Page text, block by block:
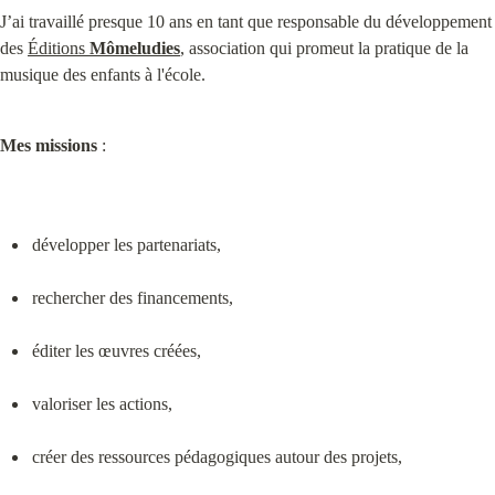
J’ai travaillé presque 10 ans en tant que responsable du développement
des Éditions Mômeludies, association qui promeut la pratique de la
musique des enfants à l'école.
Mes missions :
développer les partenariats,
rechercher des financements,
éditer les œuvres créées,
valoriser les actions,
créer des ressources pédagogiques autour des projets,